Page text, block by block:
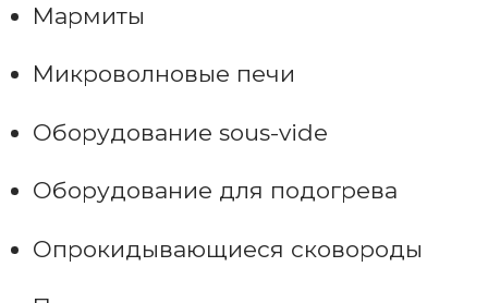
Мармиты
Микроволновые печи
Оборудование sous-vide
Оборудование для подогрева
Опрокидывающиеся сковороды